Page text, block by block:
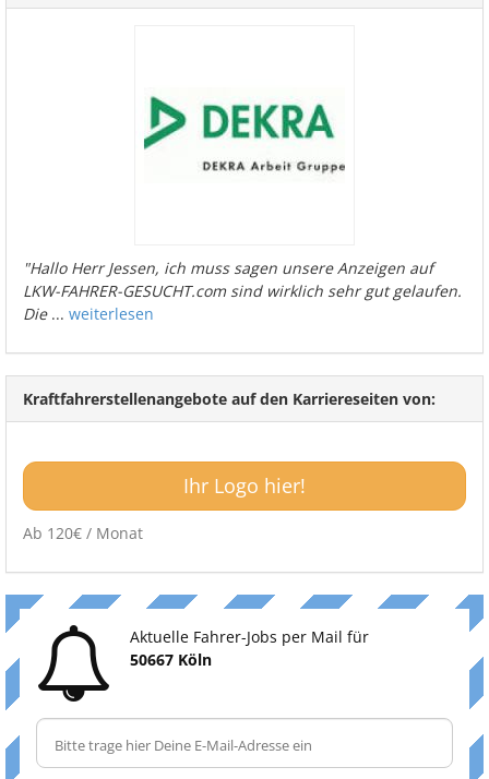
"Hallo Herr Jessen, ich muss sagen unsere Anzeigen auf
LKW-FAHRER-GESUCHT.com sind wirklich sehr gut gelaufen.
Die... weiterlesen
Kraftfahrerstellenangebote auf den Karriereseiten von:
Ihr Logo hier!
Ab 120€ / Monat
Aktuelle Fahrer-Jobs per Mail für
50667 Köln